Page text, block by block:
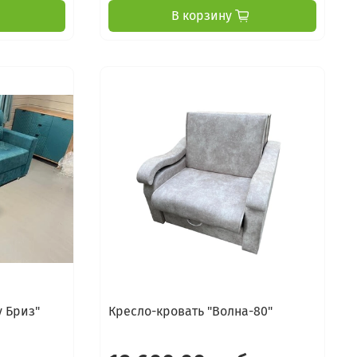
В корзину
Бриз" Кресло-кровать "Волна-80"